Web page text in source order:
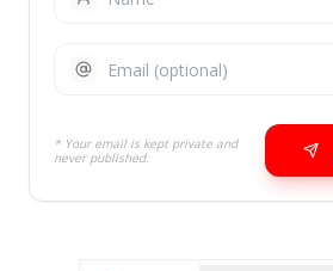
* Your email is kept private and
never published.